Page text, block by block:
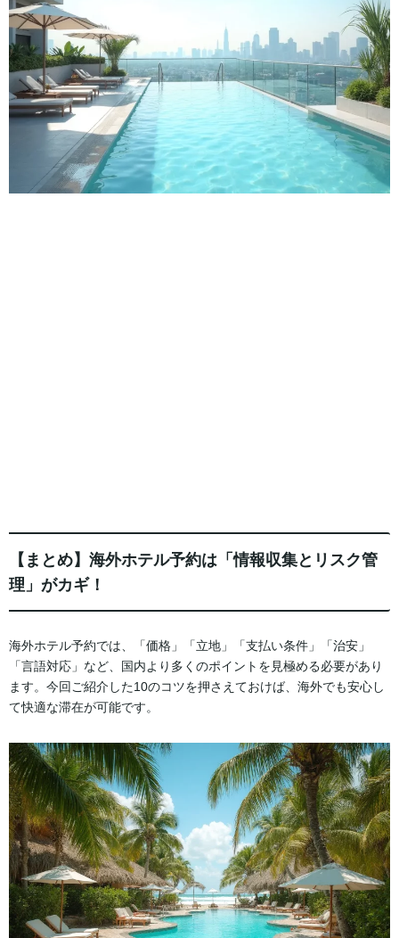
【まとめ】海外ホテル予約は「情報収集とリスク管
理」がカギ！
海外ホテル予約では、「価格」「立地」「支払い条件」「治安」
「言語対応」など、国内より多くのポイントを見極める必要があり
ます。今回ご紹介した10のコツを押さえておけば、海外でも安心し
て快適な滞在が可能です。